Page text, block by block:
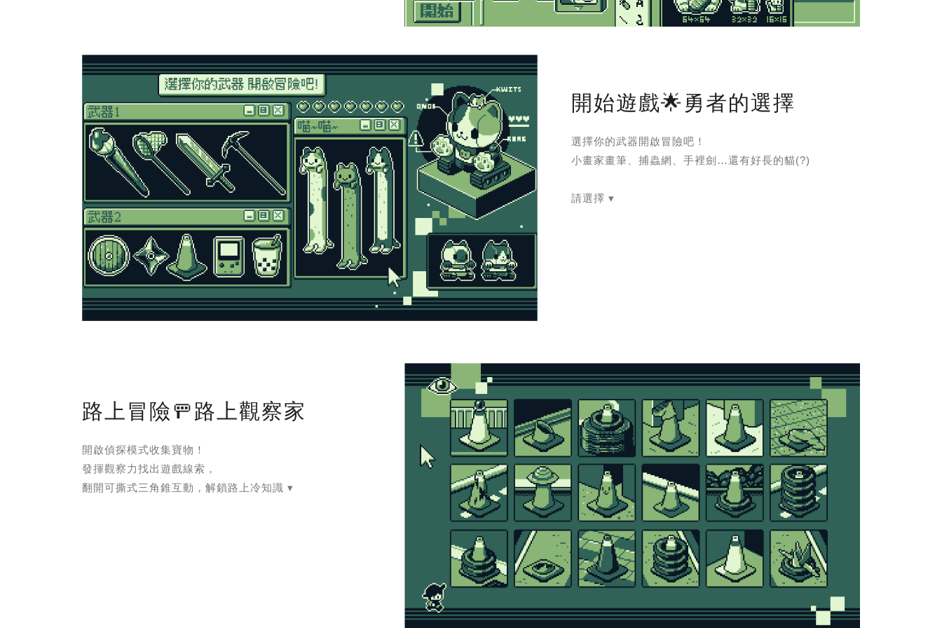
開始遊戲🌟勇者的選擇
選擇你的武器開啟冒險吧！
小畫家畫筆、捕蟲網、手裡劍…還有好長的貓(?)
請選擇 ▾
路上冒險🚥路上觀察家
開啟偵探模式收集寶物！
發揮觀察力找出遊戲線索，
翻開可撕式三角錐互動，解鎖路上冷知識 ▾